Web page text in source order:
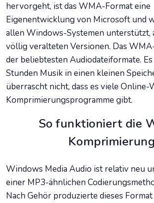
hervorgeht, ist das WMA-Format eine
Eigenentwicklung von Microsoft und
allen Windows-Systemen unterstützt,
völlig veralteten Versionen. Das
der beliebtesten Audiodateiformate.
Stunden Musik in einen kleinen
überrascht nicht, dass es viele Online-
Komprimierungsprogramme gibt.
So funktioniert die
Komprimierung
Windows Media Audio ist relativ neu
einer MP3-ähnlichen
Nach Gehör produzierte dieses